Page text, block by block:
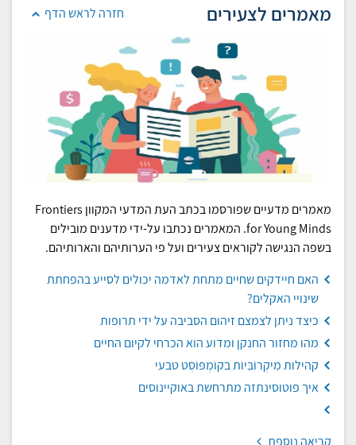
חזרה לראש הדף מאמרים לצעירים
מאמרים מדעיים שפורסמו בכתב העת המדעי המקוון Frontiers
for Young Minds. המאמרים נכתבו על-ידי מדענים מובילים
בשפה הנגישה לקוראים צעירים ועל פי הערותיהם והארותיהם.
האם חיידקים שחיים מתחת לאדמה יכולים לסייע בהפחתת
שינויי האקלים?
כיצד ניתן לצמצם זיהום הסביבה על ידי תרופות
מהו מחזור החנקן ומדוע הוא הכרחי לקיום החיים
קהילות מִיקְרוֹבִּיוֹת בקוֹמְפּוֹסְט טבעי
איך פוטוסינתזה מתרחשת באוקיינוסים
קריאה נוספת